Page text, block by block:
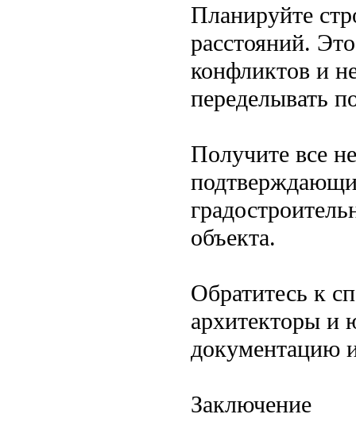
Планируйте
расстояний.
конфликтов и
переделывать
Получите все
объекта.
Обратитесь к
архитекторы и
документацию
Заключение